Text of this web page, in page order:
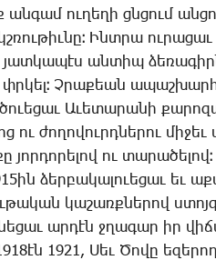
ան­գամ ու­ղե­ղի ցնցում
Ինտ­րա
յատ­կա­պէս ան­տիպ
փրկել։ Չ­րա­քեան
Ա­ւե­տա­րա­նի
ու ժո­ղո­վուրդ­նե­րու
ու տա­րա­ծե­լով։
ձեր­բա­կա­լո­ւե­ցաւ եւ
կա­շառք­նե­րով ստոյգ
ար­դէն ջղա­գար իր
1921, ­Սեւ ­Ծո­վը